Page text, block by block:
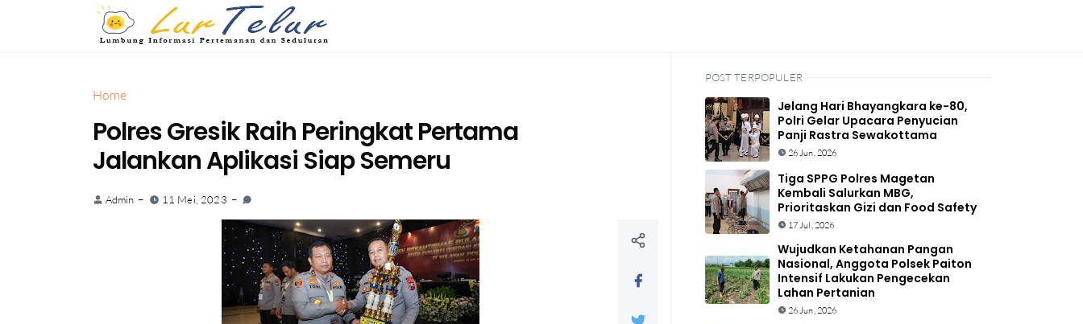
Home
Polres Gresik Raih Peringkat Pertama
Jalankan Aplikasi Siap Semeru
Admin 11 Mei, 2023
POST TERPOPULER
Jelang Hari Bhayangkara ke-80,
Polri Gelar Upacara Penyucian
Panji Rastra Sewakottama
26 Jun, 2026
Tiga SPPG Polres Magetan
Kembali Salurkan MBG,
Prioritaskan Gizi dan Food Safety
17 Jul, 2026
Wujudkan Ketahanan Pangan
Nasional, Anggota Polsek Paiton
Intensif Lakukan Pengecekan
Lahan Pertanian
26 Jun, 2026